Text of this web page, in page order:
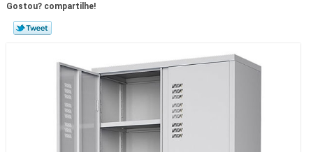
Gostou? compartilhe!